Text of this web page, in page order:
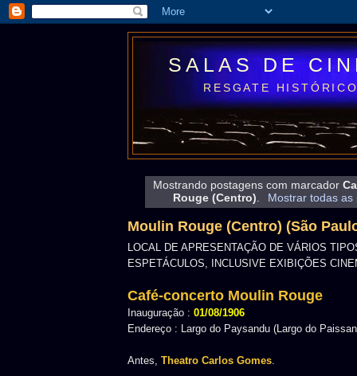
SALAS DE
RESGATE
Mostrando postagens com marcador
Rouge (Centro). Mostrar todas as
Moulin Rouge (Centro) (São
LOCAL DE APRESENTAÇÃO DE VÁRIOS
ESPETÁCULOS, INCLUSIVE EXIBIÇÕES
Café-concerto Moulin Rouge
Inauguração : 01/08/1906
Endereço : Largo do Paysandu (Largo do
Antes, Theatro Carlos Gomes.